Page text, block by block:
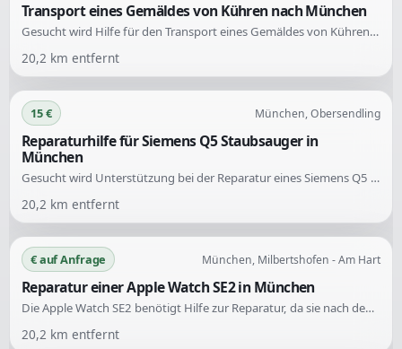
Transport eines Gemäldes von Kühren nach München
Gesucht wird Hilfe für den Transport eines Gemäldes von Kühren nach München. Die Aufgabe umfasst das Mitnehmen und Befördern des Kunstwerks.
20,2 km entfernt
15 € München, Obersendling
Reparaturhilfe für Siemens Q5 Staubsauger in
München
Gesucht wird Unterstützung bei der Reparatur eines Siemens Q5 Staubsaugers. Das Gerät lässt sich nicht mehr einschalten und es besteht Unsicherheit über die genaue Ursache der Störung.
20,2 km entfernt
€ auf Anfrage München, Milbertshofen - Am Hart
Reparatur einer Apple Watch SE2 in München
Die Apple Watch SE2 benötigt Hilfe zur Reparatur, da sie nach dem Schwimmen nicht mehr funktioniert. Trotz Trocknung und Batteriewechsel zeigt sie weiterhin keinen Betrieb an.
20,2 km entfernt